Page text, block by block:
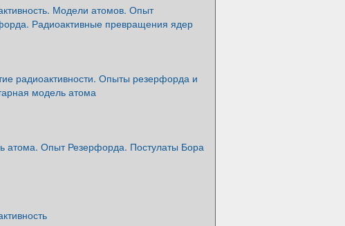
Модели атомов. Опыт
Радиоактивные превращения ядер
радиоактивности. Опыты резерфорда и
модель атома
атома. Опыт Резерфорда. Постулаты Бора